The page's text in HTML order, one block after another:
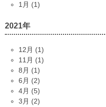
1月 (1)
2021年
12月 (1)
11月 (1)
8月 (1)
6月 (2)
4月 (5)
3月 (2)